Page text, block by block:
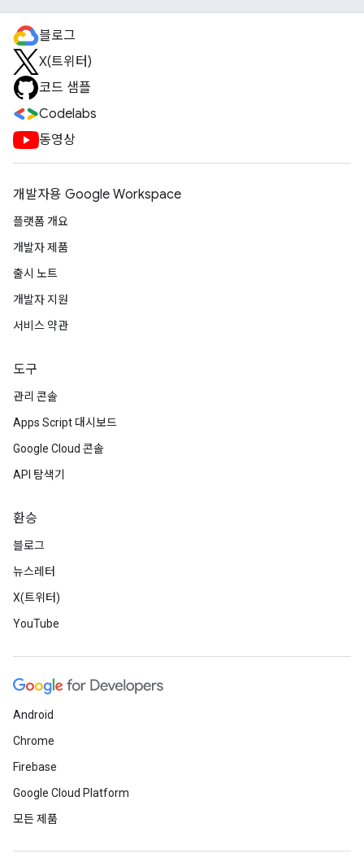
블로그
X(트위터)
코드 샘플
Codelabs
동영상
개발자용 Google Workspace
플랫폼 개요
개발자 제품
출시 노트
개발자 지원
서비스 약관
도구
관리 콘솔
Apps Script 대시보드
Google Cloud 콘솔
API 탐색기
환승
블로그
뉴스레터
X(트위터)
YouTube
Android
Chrome
Firebase
Google Cloud Platform
모든 제품